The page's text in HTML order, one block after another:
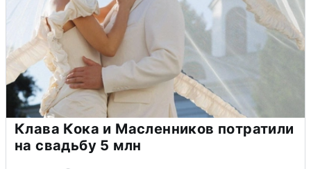
Клава Кока и Масленников потратили
на свадьбу 5 млн